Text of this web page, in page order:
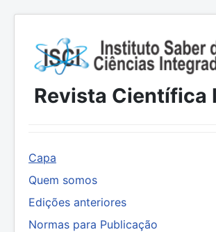
Revista Científica
Capa
Quem somos
Edições anteriores
Normas para Publicação